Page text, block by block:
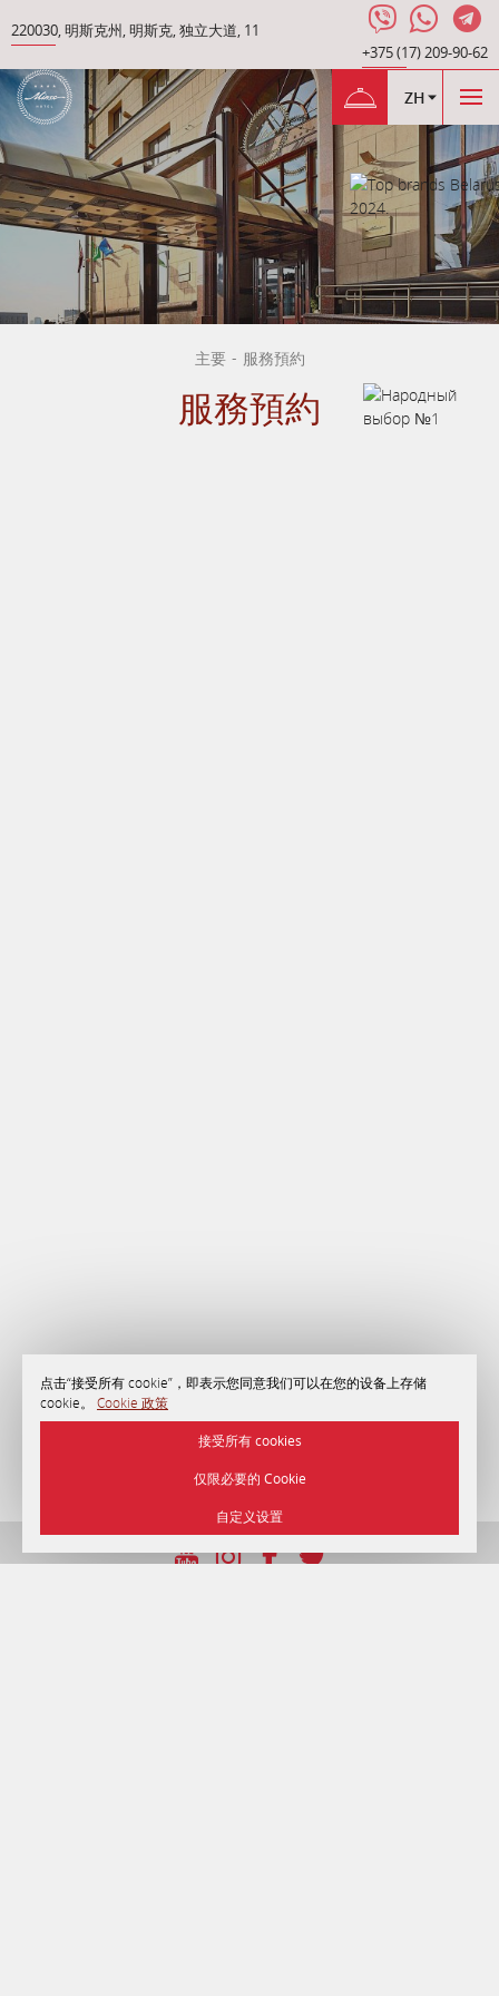
点击“接受所有 cookie”，即表示您同意我们可以在您的设备上存储
cookie。 Cookie 政策
接受所有 cookies
仅限必要的 Cookie
自定义设置
+375 (17) 209-90-62
220030,明斯克州,明斯克,独立大道, 11
ZH
主要 - 服務預約
服務預約